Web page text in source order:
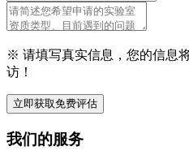
※ 请填写真实信息，您的信息
访！
立即获取免费评估
我们的服务